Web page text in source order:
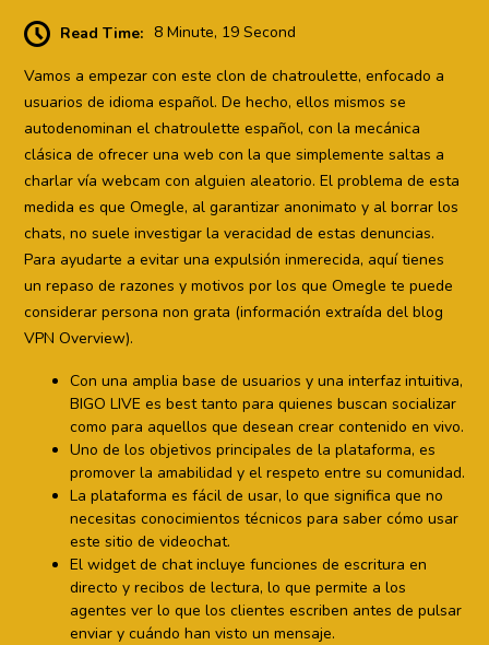
Read Time: 8 Minute, 19 Second
Vamos a empezar con este clon de chatroulette, enfocado a
usuarios de idioma español. De hecho, ellos mismos se
autodenominan el chatroulette español, con la mecánica
clásica de ofrecer una web con la que simplemente saltas a
charlar vía webcam con alguien aleatorio. El problema de esta
medida es que Omegle, al garantizar anonimato y al borrar los
chats, no suele investigar la veracidad de estas denuncias.
Para ayudarte a evitar una expulsión inmerecida, aquí tienes
un repaso de razones y motivos por los que Omegle te puede
considerar persona non grata (información extraída del blog
VPN Overview).
Con una amplia base de usuarios y una interfaz intuitiva,
BIGO LIVE es best tanto para quienes buscan socializar
como para aquellos que desean crear contenido en vivo.
Uno de los objetivos principales de la plataforma, es
promover la amabilidad y el respeto entre su comunidad.
La plataforma es fácil de usar, lo que significa que no
necesitas conocimientos técnicos para saber cómo usar
este sitio de videochat.
El widget de chat incluye funciones de escritura en
directo y recibos de lectura, lo que permite a los
agentes ver lo que los clientes escriben antes de pulsar
enviar y cuándo han visto un mensaje.